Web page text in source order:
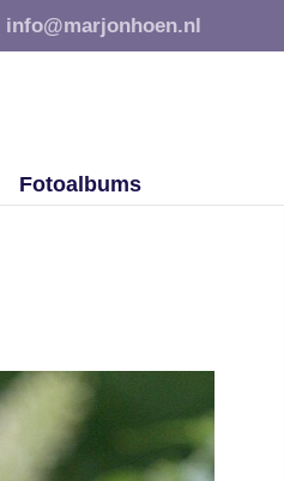
info@marjonhoen.nl
Fotoalbums